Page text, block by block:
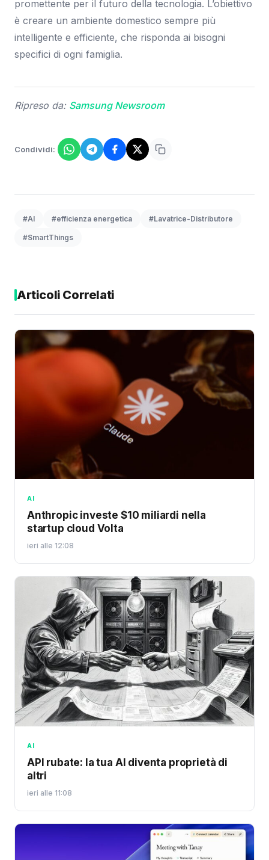
promettente per il futuro della tecnologia. L’obiettivo
è creare un ambiente domestico sempre più
intelligente e efficiente, che risponda ai bisogni
specifici di ogni famiglia.
Ripreso da: Samsung Newsroom
Condividi:
#AI #efficienza energetica #Lavatrice-Distributore
#SmartThings
Articoli Correlati
AI
Anthropic investe $10 miliardi nella
startup cloud Volta
ieri alle 12:08
AI
API rubate: la tua AI diventa proprietà di
altri
ieri alle 11:08